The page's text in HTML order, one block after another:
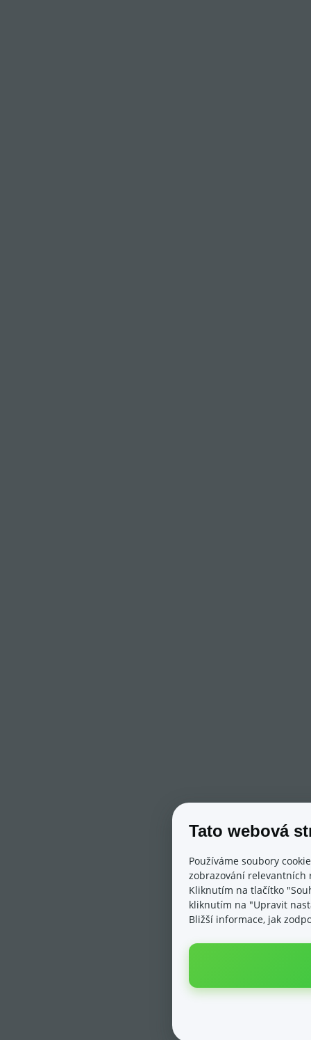
Tato webová
Používáme soubory
zobrazování relevantních
Kliknutím na tlačítko
kliknutím na "Upravit
Bližší informace, jak